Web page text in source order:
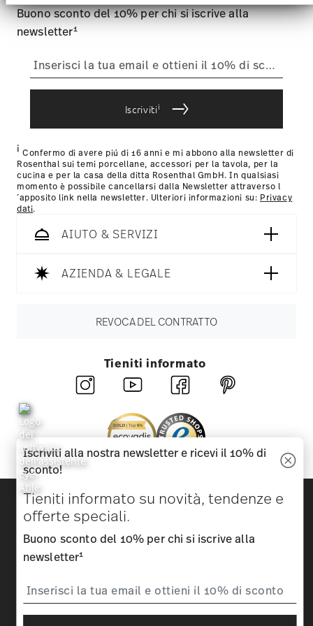
Website an unsere Partner für soziale Medien,
Werbung und Analysen weiter. Unsere Partner
führen diese Informationen möglicherweise mit
Nutzung der Dienste gesammelt haben.
acquisto è inferiore a 69,90 €, saranno applicate le spese di
spedizione. Per l'Italia, queste ammontano a 9,90 €. Per
tutti gli altri paesi, puoi visualizzare i costi di spedizione
articoli in stock. Puoi visualizzare i tempi di consegna per
altri paesiqui.
Fornitore del servizio di spedizione:Spediamo con UPS
(consegna standard) in Italia.
Resi:Per i resi, si prega di utilizzare il nostro servizio resi
Buono sconto del 10% per chi si iscrive alla
newsletter1
Iscrivitii
i Confermo di avere piú di 16 anni e mi abbono alla newsletter di
Rosenthal sui temi porcellane, accessori per la tavola, per la
cucina e per la casa della ditta Rosenthal GmbH. In qualsiasi
momento è possibile cancellarsi dalla Newsletter attraverso l
´apposito link nella newsletter. Ulteriori informazioni su: Privacy
dati.
AIUTO & SERVIZI
AZIENDA & LEGALE
REVOCA DEL CONTRATTO
Tieniti informato
Scopri tutti i nostri brand
Bellezza e funzionalità per la tua casa
Tutela della privacy
legali obbligatorie
*Tutti i prezzi sono comprensivi di IVA epiù costi di spedizione.
Iscriviti alla nostra newsletter e ricevi il 10% di
sconto!
Tieniti informato su novità, tendenze e
offerte speciali.
Buono sconto del 10% per chi si iscrive alla
newsletter1